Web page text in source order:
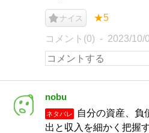
ナイス ★5
コメント(0) 2023/10/
nobu
ネタバレ
自分の資産、負
出と収入を細かく把握